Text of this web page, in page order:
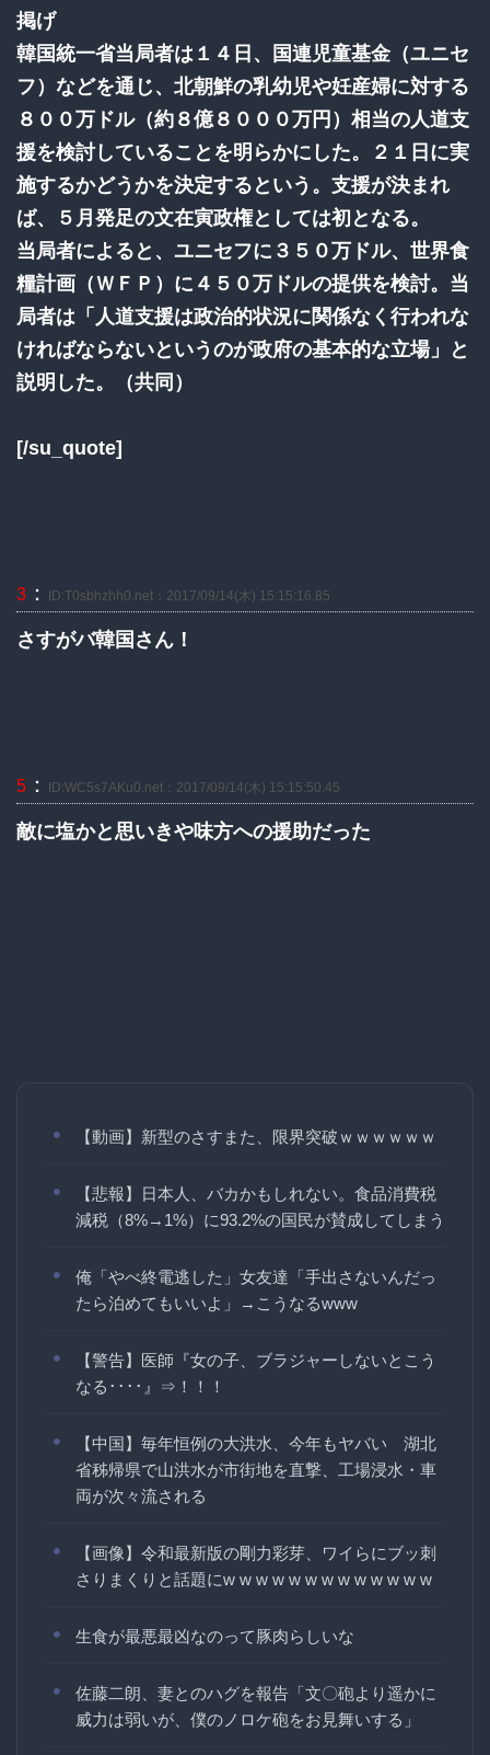
掲げ
韓国統一省当局者は１４日、国連児童基金（ユニセ
フ）などを通じ、北朝鮮の乳幼児や妊産婦に対する
８００万ドル（約８億８０００万円）相当の人道支
援を検討していることを明らかにした。２１日に実
施するかどうかを決定するという。支援が決まれ
ば、５月発足の文在寅政権としては初となる。
当局者によると、ユニセフに３５０万ドル、世界食
糧計画（ＷＦＰ）に４５０万ドルの提供を検討。当
局者は「人道支援は政治的状況に関係なく行われな
ければならないというのが政府の基本的な立場」と
説明した。（共同）
[/su_quote]
3 ： ID:T0sbhzhh0.net：2017/09/14(木) 15:15:16.85
さすがバ韓国さん！
5 ： ID:WC5s7AKu0.net：2017/09/14(木) 15:15:50.45
敵に塩かと思いきや味方への援助だった
【動画】新型のさすまた、限界突破ｗｗｗｗｗｗ
【悲報】日本人、バカかもしれない。食品消費税
減税（8%→1%）に93.2%の国民が賛成してしまう
俺「やべ終電逃した」女友達「手出さないんだっ
たら泊めてもいいよ」→こうなるwww
【警告】医師『女の子、ブラジャーしないとこう
なる････』⇒！！！
【中国】毎年恒例の大洪水、今年もヤバい 湖北
省秭帰県で山洪水が市街地を直撃、工場浸水・車
両が次々流される
【画像】令和最新版の剛力彩芽、ワイらにブッ刺
さりまくりと話題にw w w w w w w w w w w w w
生食が最悪最凶なのって豚肉らしいな
佐藤二朗、妻とのハグを報告「文〇砲より遥かに
威力は弱いが、僕のノロケ砲をお見舞いする」